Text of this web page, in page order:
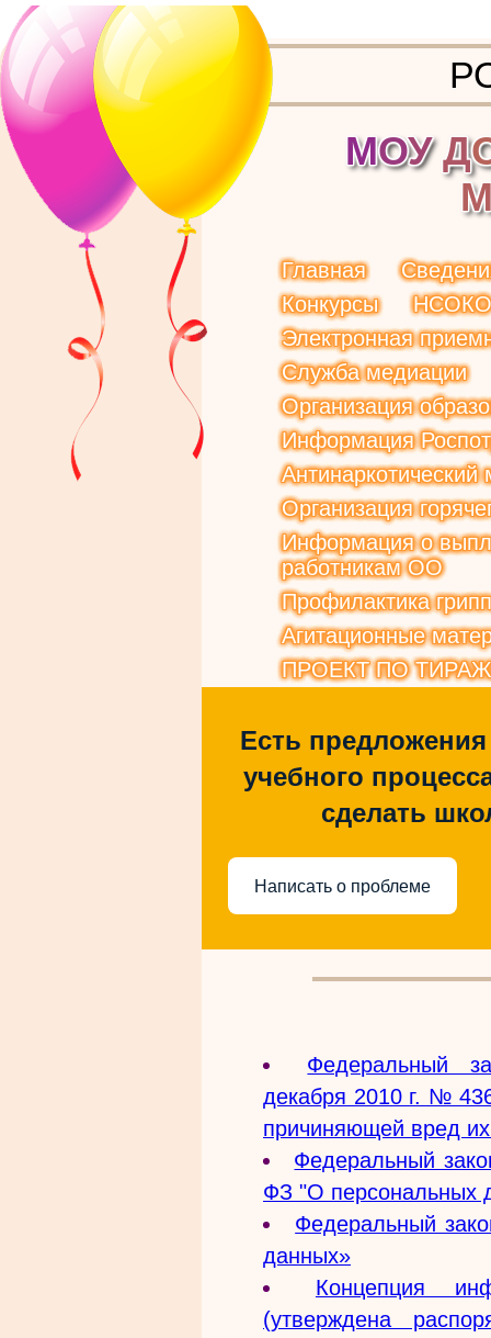
МОУ Д
Главная
Конкурсы
НСОКО
Электронная
Служба медиации
Организация
Информация
Антинаркотический
Организация
Информация о
работникам ОО
Профилактика
Агитационные
ПРОЕКТ ПО
Есть
учебного
сделать
Написать о проблеме
Федеральный
декабря 2010 г. №
причиняющей вред
Федеральный
ФЗ "О персональных
Федеральный
данных»
Концепция
(утверждена